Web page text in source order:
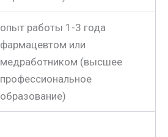
опыт работы 1-3 года
фармацевтом или
медработником (высшее
профессиональное
образование)